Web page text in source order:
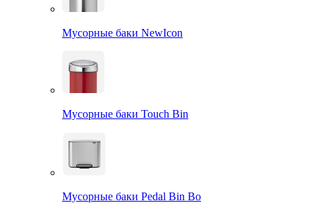
Мусорные баки NewIcon
Мусорные баки Touch Bin
Мусорные баки Pedal Bin Bo